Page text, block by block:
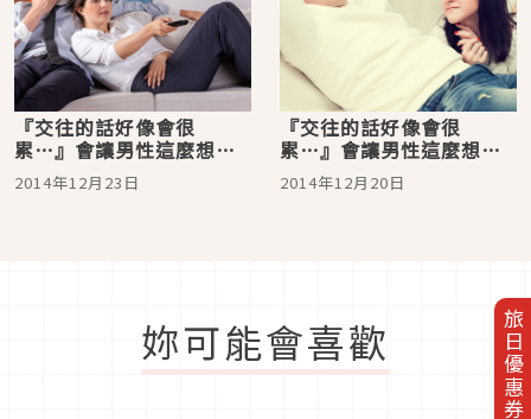
旅日優惠券
『交往的話好像會很
累…』會讓男性這麼想的
女性之特質【3／3】
2014年12月23日
『交往的話好像會很
累…』會讓男性這麼想的
女性之特質【2／3】
2014年12月20日
妳可能會喜歡